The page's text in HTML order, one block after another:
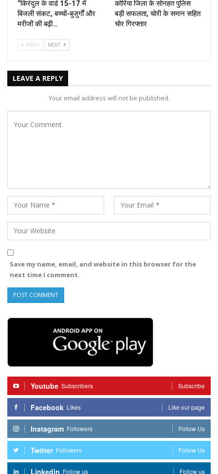
“किरंदुल के वार्ड 15-17 में
बिजली संकट, बच्चों-बुजुर्गों और
मरीजों की बढ़ी…
कोरिया जिला के सोनहत पुलिस
बड़ी सफलता, चोरी के समान सहित
चोर गिरफ्तार
PREV NEXT
LEAVE A REPLY
Your email address will not be published.
Save my name, email, and website in this browser for the
next time I comment.
Youtube Subscribers Subscribe
Facebook Likes Like our page
Instagram Followers Follow Us
Twitter Followers Follow Us
Linkedin Follow us Follow us